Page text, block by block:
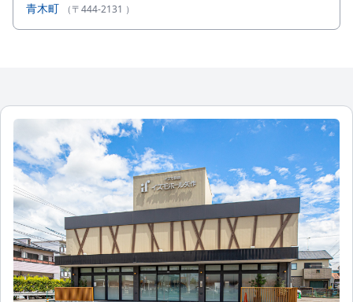
青木町 （〒444-2131 ）